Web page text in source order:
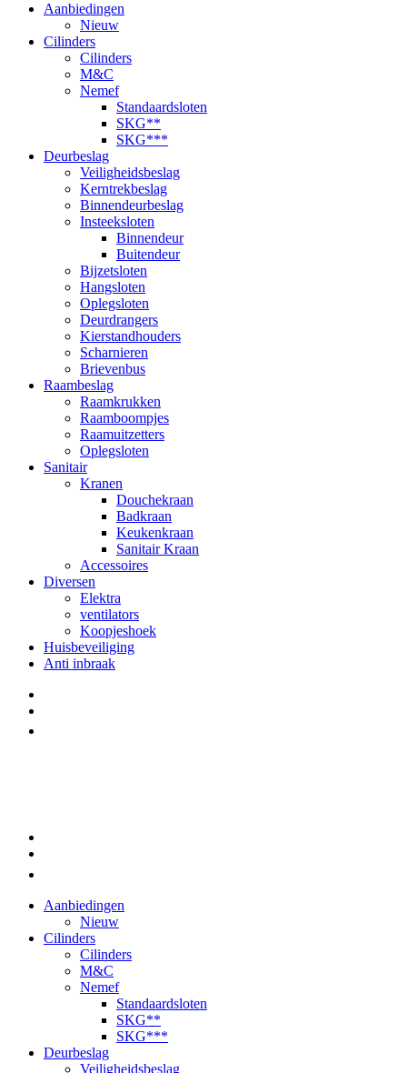
Aanbiedingen
Nieuw
Cilinders
Cilinders
M&C
Nemef
Standaardsloten
SKG**
SKG***
Deurbeslag
Veiligheidsbeslag
Kerntrekbeslag
Binnendeurbeslag
Insteeksloten
Binnendeur
Buitendeur
Bijzetsloten
Hangsloten
Oplegsloten
Deurdrangers
Kierstandhouders
Scharnieren
Brievenbus
Raambeslag
Raamkrukken
Raamboompjes
Raamuitzetters
Oplegsloten
Sanitair
Kranen
Douchekraan
Badkraan
Keukenkraan
Sanitair Kraan
Accessoires
Diversen
Elektra
ventilators
Koopjeshoek
Huisbeveiliging
Anti inbraak
Aanbiedingen
Nieuw
Cilinders
Cilinders
M&C
Nemef
Standaardsloten
SKG**
SKG***
Deurbeslag
Veiligheidsbeslag